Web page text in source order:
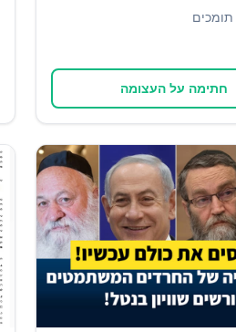
תומכים
חתימה על העצומה